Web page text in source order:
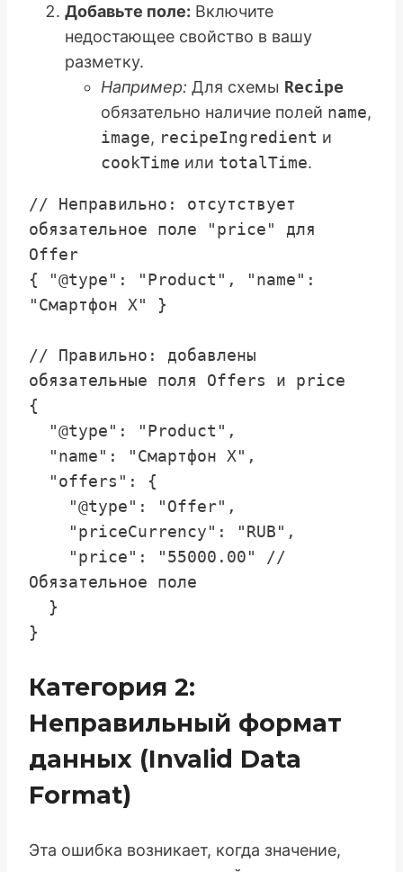
Добавьте поле: Включите
недостающее свойство в вашу
разметку.
Например: Для схемы Recipe
обязательно наличие полей name,
image, recipeIngredient и
cookTime или totalTime.
// Неправильно: отсутствует
обязательное поле "price" для
Offer
{ "@type": "Product", "name":
"Смартфон X" }
// Правильно: добавлены
обязательные поля Offers и price
{
Обязательное поле
Категория 2:
Неправильный формат
данных (Invalid Data
Format)
Эта ошибка возникает, когда значение,